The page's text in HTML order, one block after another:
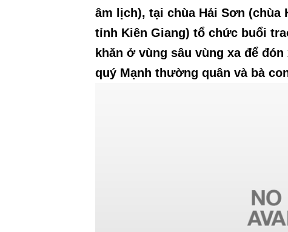
âm lịch), tại chùa Hải Sơn (chùa
tỉnh Kiên Giang) tổ chức buổi
khăn ở vùng sâu vùng xa để
quý Mạnh thường quân và bà